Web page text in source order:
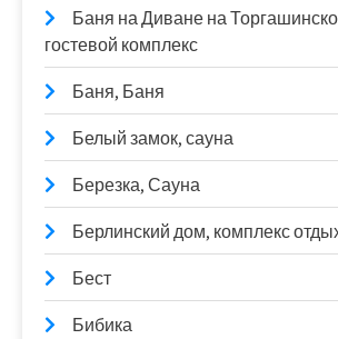
Баня на Диване на
гостевой комплекс
Баня, Баня
Белый замок, сауна
Березка, Сауна
Берлинский дом, комплекс
Бест
Бибика